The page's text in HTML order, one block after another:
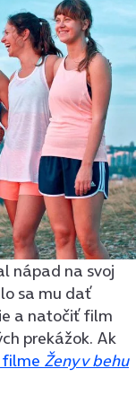
nápad na svoj
sa mu dať
a natočiť film
prekážok. Ak
filme Ženy v behu